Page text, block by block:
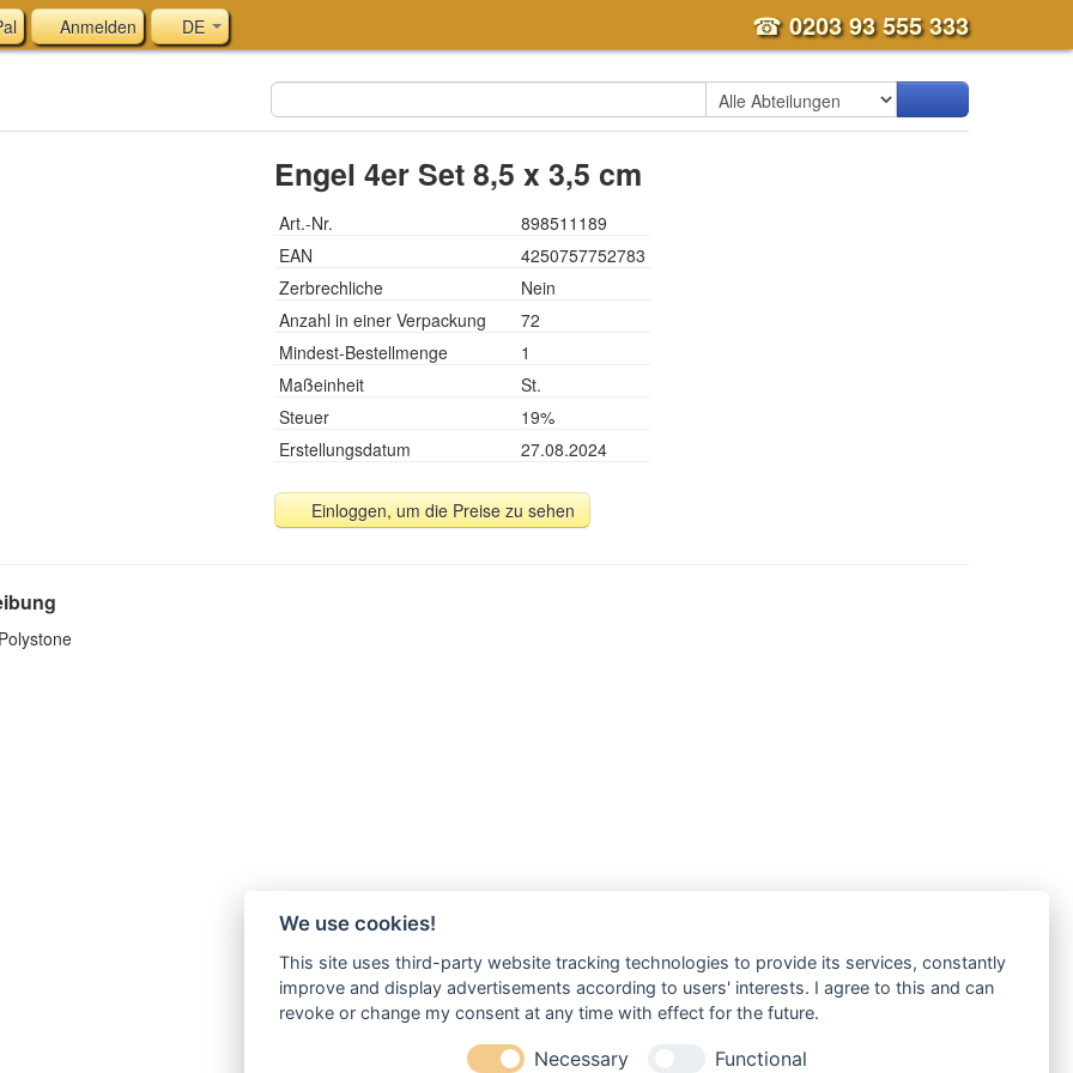
Anmelden DE ☎0203 93 555 333
Engel 4er Set 8,5 x 3,5 cm
Art.-Nr.
898511189
EAN
4250757752783
Zerbrechliche
Nein
Anzahl in einer Verpackung
72
Mindest-Bestellmenge
1
Maßeinheit
St.
Steuer
19%
Erstellungsdatum
27.08.2024
Einloggen, um die Preise zu sehen
We use cookies!
This site uses third-party website tracking technologies to provide its services, constantly
improve and display advertisements according to users' interests. I agree to this and can
revoke or change my consent at any time with effect for the future.
Necessary Functional